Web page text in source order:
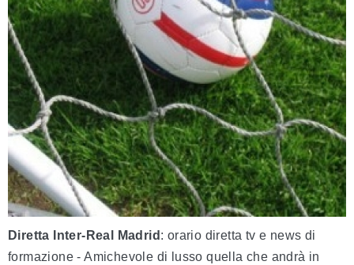
Diretta Inter-Real Madrid : orario diretta tv e news di
formazione - Amichevole di lusso quella che andrà in